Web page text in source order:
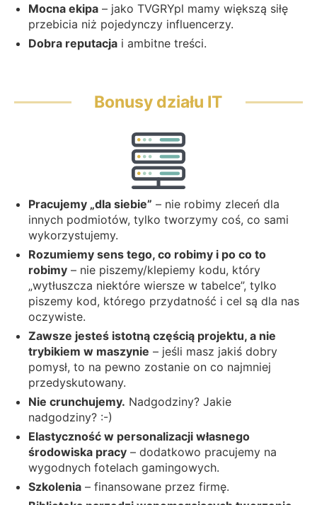
Mocna ekipa – jako TVGRYpl mamy większą siłę
przebicia niż pojedynczy influencerzy.
Dobra reputacja i ambitne treści.
Bonusy działu IT
Pracujemy „dla siebie” – nie robimy zleceń dla
innych podmiotów, tylko tworzymy coś, co sami
wykorzystujemy.
Rozumiemy sens tego, co robimy i po co to
robimy – nie piszemy/klepiemy kodu, który
„wytłuszcza niektóre wiersze w tabelce”, tylko
piszemy kod, którego przydatność i cel są dla nas
oczywiste.
Zawsze jesteś istotną częścią projektu, a nie
trybikiem w maszynie – jeśli masz jakiś dobry
pomysł, to na pewno zostanie on co najmniej
przedyskutowany.
Nie crunchujemy. Nadgodziny? Jakie
nadgodziny? :-)
Elastyczność w personalizacji własnego
środowiska pracy – dodatkowo pracujemy na
wygodnych fotelach gamingowych.
Szkolenia – finansowane przez firmę.